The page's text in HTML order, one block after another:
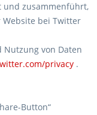
und zusammenführt,
Website bei Twitter
von Daten
privacy .
Button“